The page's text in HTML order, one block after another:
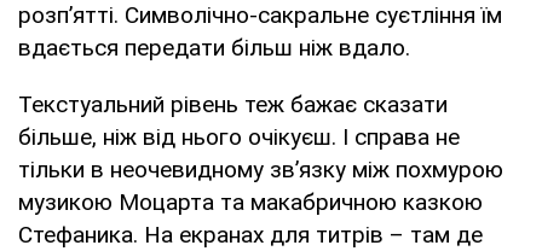
розп’ятті. Символічно-сакральне суєтління їм
вдається передати більш ніж вдало.
Текстуальний рівень теж бажає сказати
більше, ніж від нього очікуєш. І справа не
тільки в неочевидному зв’язку між похмурою
музикою Моцарта та макабричною казкою
Стефаника. На екранах для титрів – там де